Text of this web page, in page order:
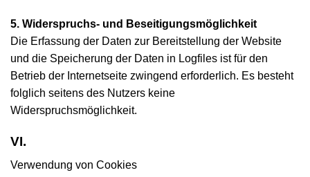
5. Widerspruchs- und Beseitigungsmöglichkeit
Die Erfassung der Daten zur Bereitstellung der Website
und die Speicherung der Daten in Logfiles ist für den
Betrieb der Internetseite zwingend erforderlich. Es besteht
folglich seitens des Nutzers keine
Widerspruchsmöglichkeit.
VI.
Verwendung von Cookies